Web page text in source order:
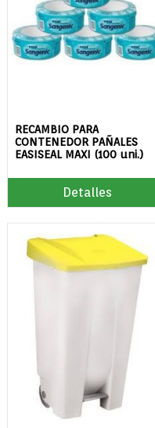
RECAMBIO PARA
CONTENEDOR PAÑALES
EASISEAL MAXI (100 uni.)
Detalles